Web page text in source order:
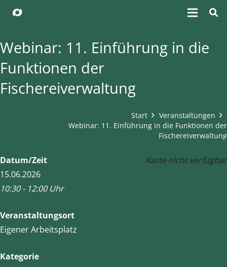
Webinar: 11. Einführung in die
Funktionen der
Fischereiverwaltung
Start
Veranstaltungen
Webinar: 11. Einführung in die Funktionen der
Fischereiverwaltung
Karte nicht verfügbar
Datum/Zeit
15.06.2026
10:30 - 12:00 Uhr
Veranstaltungsort
Eigener Arbeitsplatz
Kategorie